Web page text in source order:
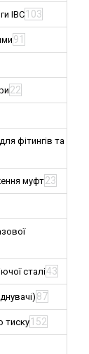
IBC103
91
22
фітингів та
муфт23
сталі43
87
тиску 152